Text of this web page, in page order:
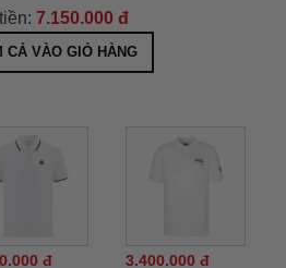
7.150.000 đ
CẢ VÀO GIỎ HÀNG
đ 3.400.000 đ